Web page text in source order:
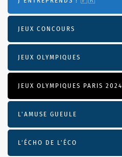
JEUX CONCOURS
JEUX OLYMPIQUES
JEUX OLYMPIQUES PARIS 2024
L'AMUSE GUEULE
L’ÉCHO DE L’ÉCO